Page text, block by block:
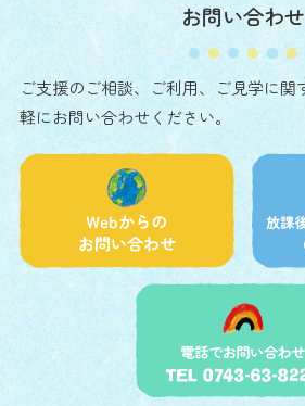
お問い合わせ
ご支援のご相談、ご利用、ご見学に関
軽にお問い合わせください。